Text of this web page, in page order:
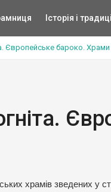
Історія і
Європейське бароко. Храми
храмів зведених у